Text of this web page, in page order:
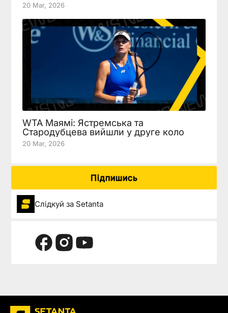
20 Mar, 2026
WTA Маямі: Ястремська та
Стародубцева вийшли у друге коло
20 Mar, 2026
Підпишись
Слідкуй за Setanta